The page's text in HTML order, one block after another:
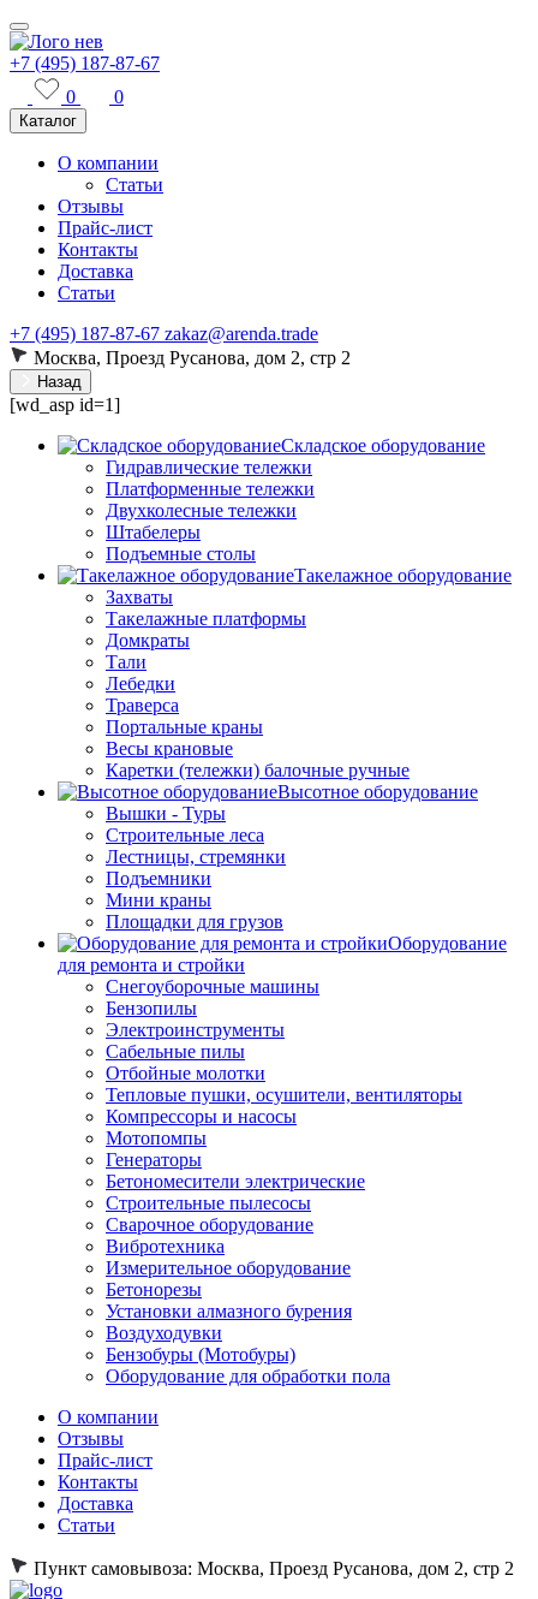
+7 (495) 187-87-67
0
0
Каталог
О компании
Статьи
Отзывы
Прайс-лист
Контакты
Доставка
Статьи
+7 (495) 187-87-67 zakaz@arenda.trade
Москва, Проезд Русанова, дом 2, стр 2
Назад
[wd_asp id=1]
Складское оборудование
Гидравлические тележки
Платформенные тележки
Двухколесные тележки
Штабелеры
Подъемные столы
Такелажное оборудование
Захваты
Такелажные платформы
Домкраты
Тали
Лебедки
Траверса
Портальные краны
Весы крановые
Каретки (тележки) балочные ручные
Высотное оборудование
Вышки - Туры
Строительные леса
Лестницы, стремянки
Подъемники
Мини краны
Площадки для грузов
Оборудование
для ремонта и стройки
Снегоуборочные машины
Бензопилы
Электроинструменты
Сабельные пилы
Отбойные молотки
Тепловые пушки, осушители, вентиляторы
Компрессоры и насосы
Мотопомпы
Генераторы
Бетономесители электрические
Строительные пылесосы
Сварочное оборудование
Вибротехника
Измерительное оборудование
Бетонорезы
Установки алмазного бурения
Воздуходувки
Бензобуры (Мотобуры)
Оборудование для обработки пола
О компании
Отзывы
Прайс-лист
Контакты
Доставка
Статьи
Пункт самовывоза: Москва, Проезд Русанова, дом 2, стр 2